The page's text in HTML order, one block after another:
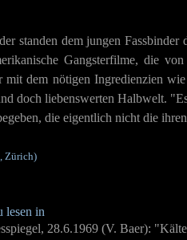
standen dem jungen
Gangsterfilme, die
mit dem nötigen Ingredienzien
doch liebenswerten Halbwelt.
die eigentlich nicht die
Zürich)
lesen in
28.6.1969 (V. Baer):